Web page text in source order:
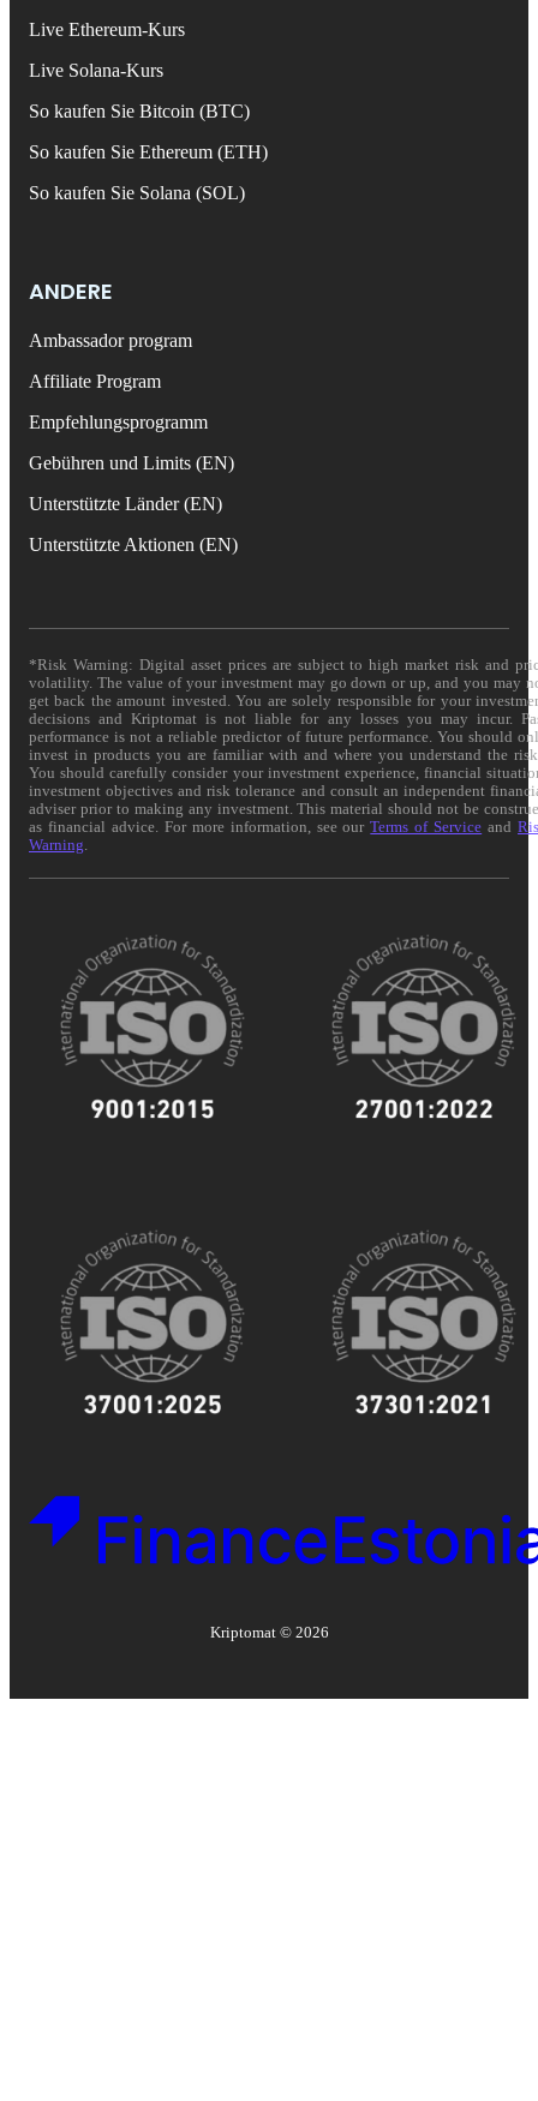
Live Ethereum-Kurs
Live Solana-Kurs
So kaufen Sie Bitcoin (BTC)
So kaufen Sie Ethereum (ETH)
So kaufen Sie Solana (SOL)
ANDERE
Ambassador program
Affiliate Program
Empfehlungsprogramm
Gebühren und Limits (EN)
Unterstützte Länder (EN)
Unterstützte Aktionen (EN)
*Risk Warning: Digital asset prices are subject to high market risk and
volatility. The value of your investment may go down or up, and you may
get back the amount invested. You are solely responsible for your
decisions and Kriptomat is not liable for any losses you may incur.
performance is not a reliable predictor of future performance. You should
invest in products you are familiar with and where you understand the
You should carefully consider your investment experience, financial
investment objectives and risk tolerance and consult an independent
adviser prior to making any investment. This material should not be
as financial advice. For more information, see ourTerms of Service and
Warning
Kriptomat © 2026